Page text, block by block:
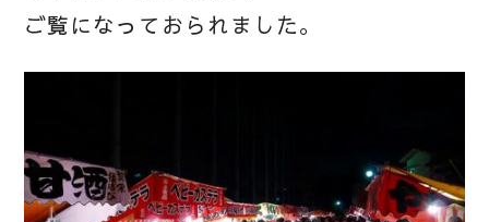
ご覧になっておられました。